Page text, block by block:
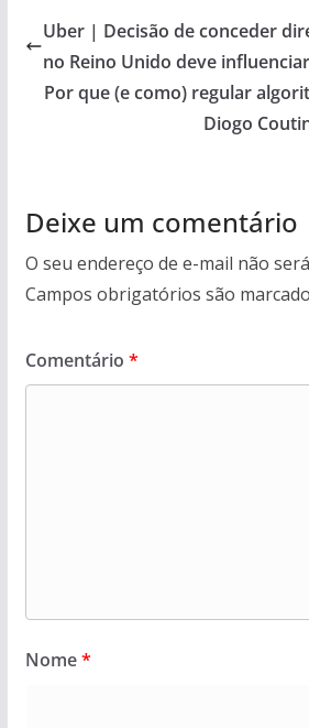
s
A
p
p
b
o
o
k
Uber | Decisão de conceder
no Reino Unido deve
Por que (e como) regular
Diogo
Deixe um comentário
O seu endereço de e-mail não
Campos obrigatórios são
Comentário *
Nome*